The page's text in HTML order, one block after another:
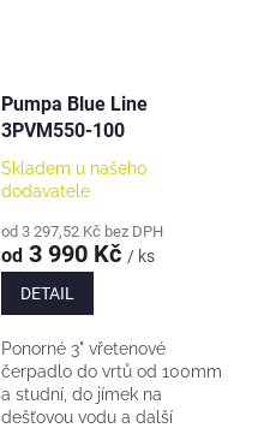
Pumpa Blue Line
3PVM550-100
Skladem u našeho
dodavatele
od 3 297,52 Kč bez DPH
od 3 990 Kč / ks
DETAIL
Ponorné 3" vřetenové
čerpadlo do vrtů od 100mm
a studní, do jímek na
dešťovou vodu a další